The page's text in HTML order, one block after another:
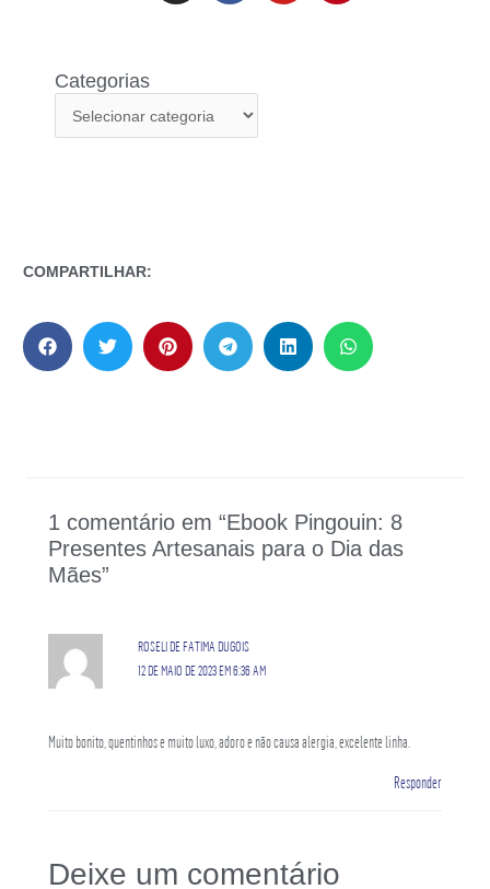
Categorias
COMPARTILHAR:
1 comentário em “Ebook Pingouin: 8
Presentes Artesanais para o Dia das
Mães”
ROSELI DE FATIMA DUGOIS
12 DE MAIO DE 2023 EM 6:36 AM
Muito bonito, quentinhos e muito luxo, adoro e não causa alergia, excelente linha.
Responder
Deixe um comentário